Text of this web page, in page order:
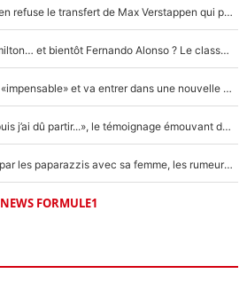
F1 - Une légende de McLaren refuse le transfert de Max Verstappen qui pourrait «faire des vagues» et plomber l'ambiance dans l'équipe
Max Verstappen, Lewis Hamilton… et bientôt Fernando Alonso ? Le classement des pilotes les mieux payés en Formule 1 risque de changer !
F1 - Alpine signe un accord «impensable» et va entrer dans une nouvelle dimension : Grande nouvelle pour Pierre Gasly !
F1 : « Je lui ai fait un câlin, puis j’ai dû partir...», le témoignage émouvant de Max Verstappen sur sa fille
F1 : Charles Leclerc surpris par les paparazzis avec sa femme, les rumeurs étaient vraies !
NEWS FORMULE1